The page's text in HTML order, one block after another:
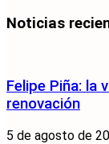
Noticias
Felipe Piña: la
renovación
5 de agosto de